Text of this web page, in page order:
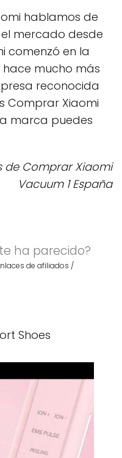
hablamos de
mercado desde
comenzó en la
mucho más
reconocida
Comprar Xiaomi
marca puedes
de Comprar Xiaomi
Vacuum 1 España
ha parecido?
de afiliados /
Shoes